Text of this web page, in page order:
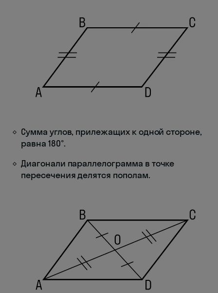
Сумма углов, прилежащих к одной стороне,
равна 180°.
Диагонали параллелограмма в точке
пересечения делятся пополам.